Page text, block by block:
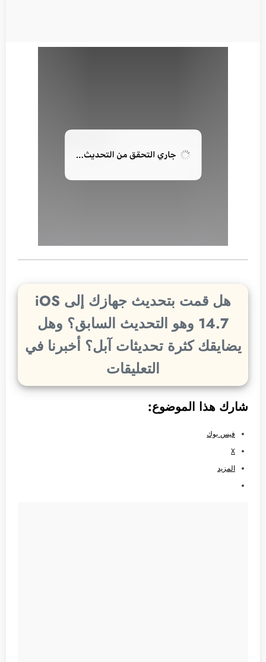
هل قمت بتحديث جهازك إلى iOS
14.7 وهو التحديث السابق؟ وهل
يضايقك كثرة تحديثات آبل؟ أخبرنا في
التعليقات
شارك هذا الموضوع:
فيس بوك
X
المزيد